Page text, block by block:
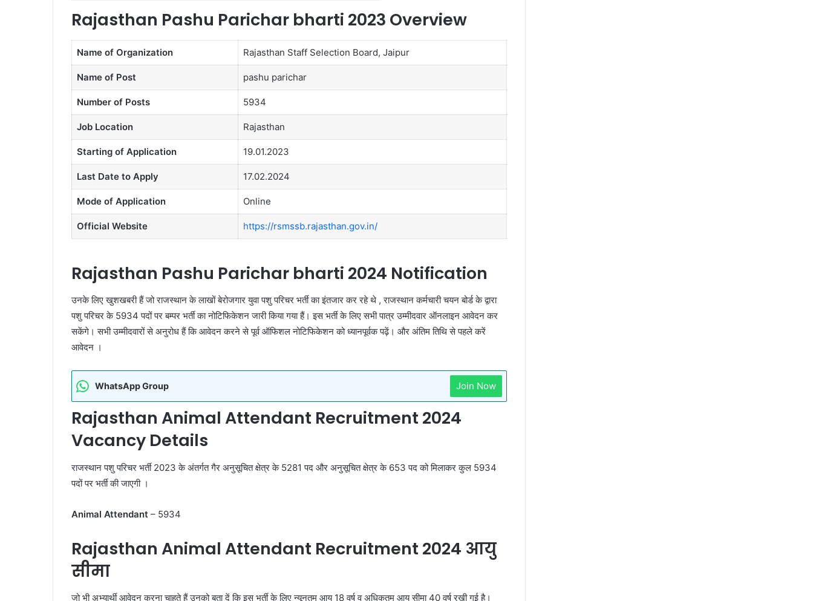
Rajasthan Pashu Parichar bharti 2023 Overview
Name of Organization Rajasthan Staff Selection Board, Jaipur
Name of Post pashu parichar
Number of Posts 5934
Job Location Rajasthan
Starting of Application 19.01.2023
Last Date to Apply 17.02.2024
Mode of Application Online
Official Website https://rsmssb.rajasthan.gov.in/
Rajasthan Pashu Parichar bharti 2024 Notification
उनके लिए खुशखबरी हैं जो राजस्थान के लाखों बेरोजगार युवा पशु परिचर भर्ती का इंतजार कर रहे थे , राजस्थान कर्मचारी चयन बोर्ड के द्वारा
पशु परिचर के 5934 पदों पर बम्पर भर्ती का नोटिफिकेशन जारी किया गया हैं। इस भर्ती के लिए सभी पात्र उम्मीदवार ऑनलाइन आवेदन कर
सकेंगे। सभी उम्मीदवारों से अनुरोध हैं कि आवेदन करने से पूर्व ऑफिशल नोटिफिकेशन को ध्यानपूर्वक पढ़ें। और अंतिम तिथि से पहले करें
आवेदन ।
WhatsApp Group Join Now
Rajasthan Animal Attendant Recruitment 2024
Vacancy Details
राजस्थान पशु परिचर भर्ती 2023 के अंतर्गत गैर अनुसूचित क्षेत्र के 5281 पद और अनुसूचित क्षेत्र के 653 पद को मिलाकर कुल 5934
पदों पर भर्ती की जाएगी ।
Animal Attendant – 5934
Rajasthan Animal Attendant Recruitment 2024 आयु
सीमा
जो भी अभ्यार्थी आवेदन करना चाहते हैं उनको बता दें कि इस भर्ती के लिए न्यूनतम आयु 18 वर्ष व अधिकतम आयु सीमा 40 वर्ष रखी गई है।